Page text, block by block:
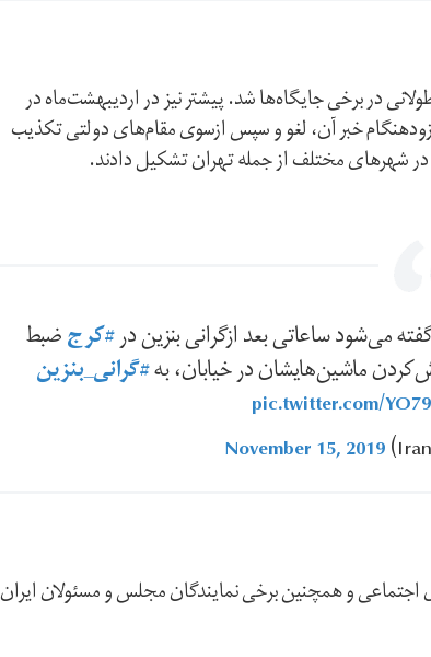
در برخی جایگاه‌ها شد. پیشتر نیز در اردیبهشت‌ماه در
خبر آن، لغو و سپس ازسوی مقام‌های دولتی تکذیب
می‌شود ساعاتی بعد ازگرانی بنزین در#کرجضبط
ماشین‌هایشان در خیابان، به#گرانی_بنزین
pic.twitter.com/
November 15, 2019
اجتماعی و همچنین برخی نمایندگان مجلس و مسئولان ایران